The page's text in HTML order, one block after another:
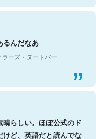
んだなあ
ーズ・ヌートバー
晴らしい。ほぼ公式のド
ど、英語だと読んでな